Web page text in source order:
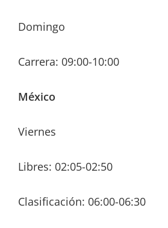
Domingo
Carrera: 09:00-10:00
México
Viernes
Libres: 02:05-02:50
Clasificación: 06:00-06:30